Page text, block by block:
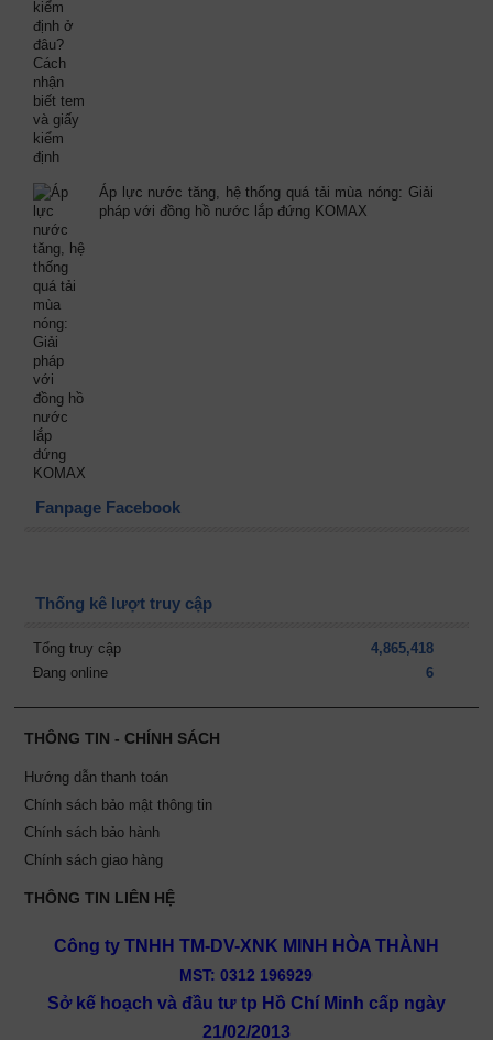
Áp lực nước tăng, hệ thống quá tải mùa nóng: Giải
pháp với đồng hồ nước lắp đứng KOMAX
Fanpage Facebook
Thống kê lượt truy cập
Tổng truy cập
4,865,418
Đang online
6
THÔNG TIN - CHÍNH SÁCH
Hướng dẫn thanh toán
Chính sách bảo mật thông tin
Chính sách bảo hành
Chính sách giao hàng
THÔNG TIN LIÊN HỆ
Công ty TNHH TM-DV-XNK MINH HÒA THÀNH
MST: 0312 196929
Sở kế hoạch và đầu tư tp Hồ Chí Minh cấp ngày
21/02/2013